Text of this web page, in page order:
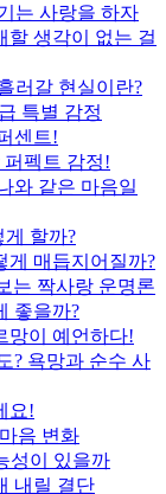
는 사랑을 하자
할 생각이 없는 걸
러갈 현실이란?
특별 감정
센트!
펙트 감정!
와 같은 마음일
게 할까?
게 매듭지어질까?
는 짝사랑 운명론
좋을까?
망이 예언하다!
? 욕망과 순수 사
요!
음 변화
성이 있을까
내릴 결단